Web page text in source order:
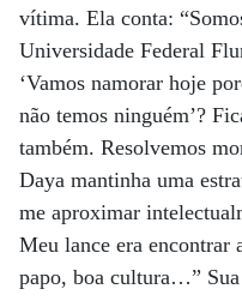
vítima. Ela conta:
Universidade Federal
‘Vamos namorar hoje
não temos ninguém’?
também. Resolvemos
Daya mantinha uma
me aproximar
Meu lance era encontrar
papo, boa cultura…”